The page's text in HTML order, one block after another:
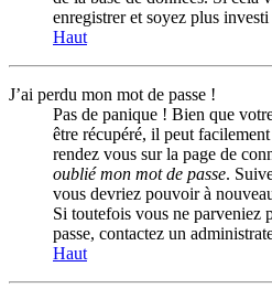
enregistrer et soyez plus
Haut
J’ai perdu mon mot de passe !
Pas de panique ! Bien que
être récupéré, il peut
rendez vous sur la page de
oublié mon mot de passe.
vous devriez pouvoir à
Si toutefois vous ne parveniez
passe, contactez un
Haut